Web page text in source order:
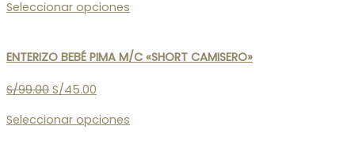
Seleccionar opciones
ENTERIZO BEBÉ PIMA M/C «SHORT CAMISERO»
S/99.00 S/45.00
Seleccionar opciones